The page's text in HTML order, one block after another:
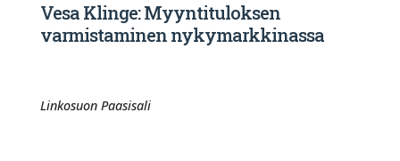
Vesa Klinge: Myyntituloksen
varmistaminen nykymarkkinassa
Linkosuon Paasisali